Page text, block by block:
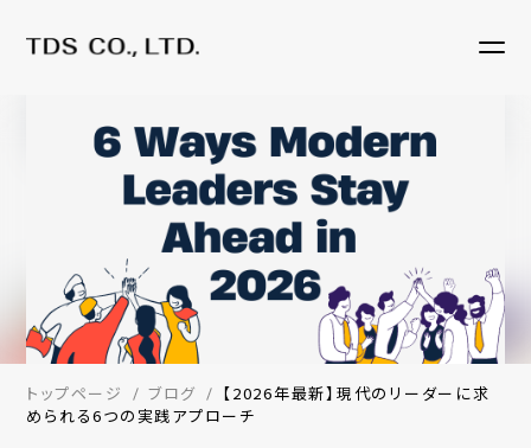
トップページ ブログ
【2026年最新】現代のリーダーに求
められる6つの実践アプローチ